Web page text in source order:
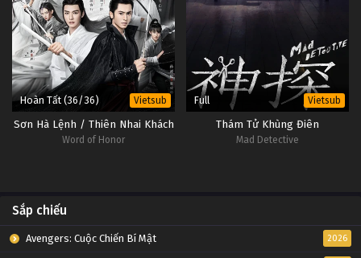
Hoàn Tất (36/36) Vietsub
Sơn Hà Lệnh / Thiên Nhai Khách
Word of Honor
Full Vietsub
Thám Tử Khùng Điên
Mad Detective
Sắp chiếu
Avengers: Cuộc Chiến Bí Mật 2026